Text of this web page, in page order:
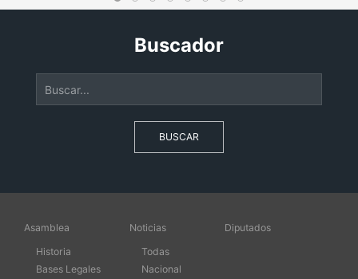
Buscador
BUSCAR
Asamblea
Historia
Bases Legales
Noticias
Todas
Nacional
Diputados